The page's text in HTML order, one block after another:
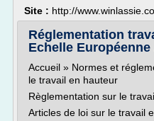
Site : http://
Réglementation
Echelle Européenne
Accueil » Normes et
le travail en hauteur
Règlementation sur le
Articles de loi sur le travail